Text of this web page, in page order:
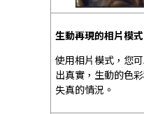
生動再現的相片模式
使用相片模式，您
出真實，生動的色
失真的情況。